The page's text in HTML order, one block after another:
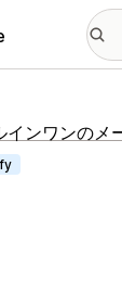
ンワンのメ